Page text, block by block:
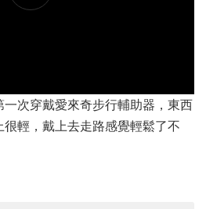
次穿戴愛來奇步行輔助器，東西
輕，戴上去走路感覺輕鬆了不